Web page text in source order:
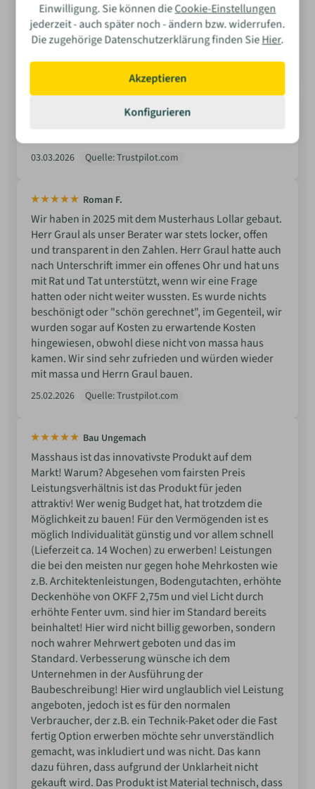
Bedürfnisse der zukünftigen Bauherren eingegangen
wird. Eine sehr angenehme Erfahrung in der frühen
Planungsphase des Hausbaus.
06.03.2026 Quelle: Trustpilot.com
Tolles Musterhaus in Rostock. Sehr engagiertes Team
03.03.2026 Quelle: Trustpilot.com
Roman F.
Wir haben in 2025 mit dem Musterhaus Lollar gebaut.
Herr Graul als unser Berater war stets locker, offen
und transparent in den Zahlen. Herr Graul hatte auch
nach Unterschrift immer ein offenes Ohr und hat uns
mit Rat und Tat unterstützt, wenn wir eine Frage
hatten oder nicht weiter wussten. Es wurde nichts
beschönigt oder "schön gerechnet", im Gegenteil, wir
wurden sogar auf Kosten zu erwartende Kosten
hingewiesen, obwohl diese nicht von massa haus
kamen. Wir sind sehr zufrieden und würden wieder
mit massa und Herrn Graul bauen.
25.02.2026 Quelle: Trustpilot.com
Bau Ungemach
Masshaus ist das innovativste Produkt auf dem
Markt! Warum? Abgesehen vom fairsten Preis
Leistungsverhältnis ist das Produkt für jeden
attraktiv! Wer wenig Budget hat, hat trotzdem die
Möglichkeit zu bauen! Für den Vermögenden ist es
möglich Individualität günstig und vor allem schnell
(Lieferzeit ca. 14 Wochen) zu erwerben! Leistungen
die bei den meisten nur gegen hohe Mehrkosten wie
z.B. Architektenleistungen, Bodengutachten, erhöhte
Deckenhöhe von OKFF 2,75m und viel Licht durch
erhöhte Fenter uvm. sind hier im Standard bereits
beinhaltet! Hier wird nicht billig geworben, sondern
noch wahrer Mehrwert geboten und das im
Standard. Verbesserung wünsche ich dem
Unternehmen in der Ausführung der
Baubeschreibung! Hier wird unglaublich viel Leistung
angeboten, jedoch ist es für den normalen
Verbraucher, der z.B. ein Technik-Paket oder die Fast
fertig Option erwerben möchte sehr unverständlich
gemacht, was inkludiert und was nicht. Das kann
dazu führen, dass aufgrund der Unklarheit nicht
gekauft wird. Das Produkt ist Material technisch, dass
Wie war Ihre Erfahrung?
Bewerten
Einwilligung. Sie können dieCookie-Einstellungen
jederzeit - auch später noch - ändern bzw. widerrufen.
Die zugehörige Datenschutzerklärung finden SieHier.
Akzeptieren
Konfigurieren